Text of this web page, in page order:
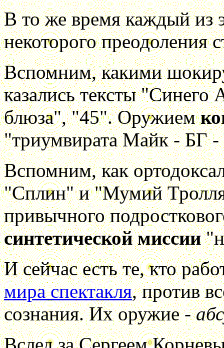
В то же время каждый из
некоторого преодоления
Вспомним, какими
казались тексты
блюза", "45". Оружием
"триумвирата Майк - БГ
Вспомним, как
"Сплин" и "Мумий
привычного
синтетической миссии
И сейчас есть те, кто
мира спектакля, против
сознания. Их оружие -